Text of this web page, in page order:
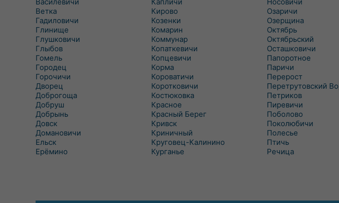
Ветка
Гадиловичи
Глинище
Глушковичи
Глыбов
Гомель
Городец
Горочичи
Дворец
Доброгоща
Добруш
Добрынь
Довск
Домановичи
Ельск
Ерёмино
Кирово
Козенки
Комарин
Коммунар
Копаткевичи
Копцевичи
Корма
Короватичи
Коротковичи
Костюковка
Красное
Красный Берег
Кривск
Криничный
Круговец-Калинино
Курганье
Озаричи
Озерщина
Октябрь
Октябрьский
Осташковичи
Папоротное
Паричи
Перерост
Перетрутовский
Петриков
Пиревичи
Поболово
Поколюбичи
Полесье
Птичь
Речица